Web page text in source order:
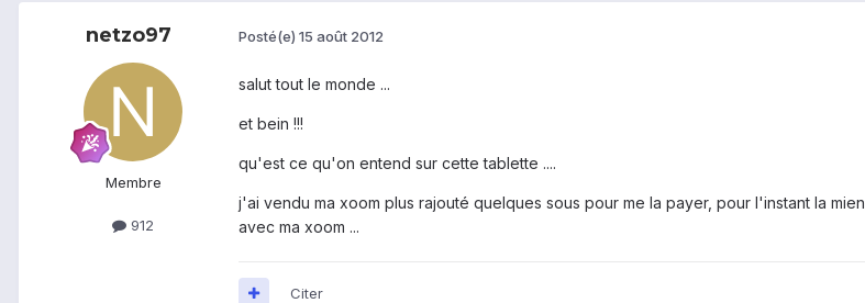
netzo97
Membre
912
Posté(e) 15 août 2012
salut tout le monde ...
et bein !!!
qu'est ce qu'on entend sur cette tablette ....
j'ai vendu ma xoom plus rajouté quelques sous pour me la payer, pour l'instant la
avec ma xoom ...
Citer